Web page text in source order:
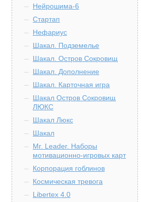
Нейрошима-6
Стартап
Нефариус
Шакал. Подземелье
Шакал. Остров Сокровищ
Шакал. Дополнение
Шакал. Карточная игра
Шакал Остров Сокровищ
ЛЮКС
Шакал Люкс
Шакал
Mr. Leader. Наборы
мотивационно-игровых карт
Корпорация гоблинов
Космическая тревога
Libertex 4.0